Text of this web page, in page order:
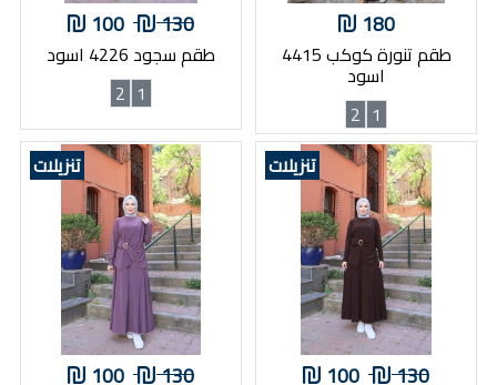
180
طقم تنورة كوكب 4415
اسود
1
2
130
100
طقم سجود 4226 اسود
1
2
تنزيلات
130
100
تنزيلات
130
100